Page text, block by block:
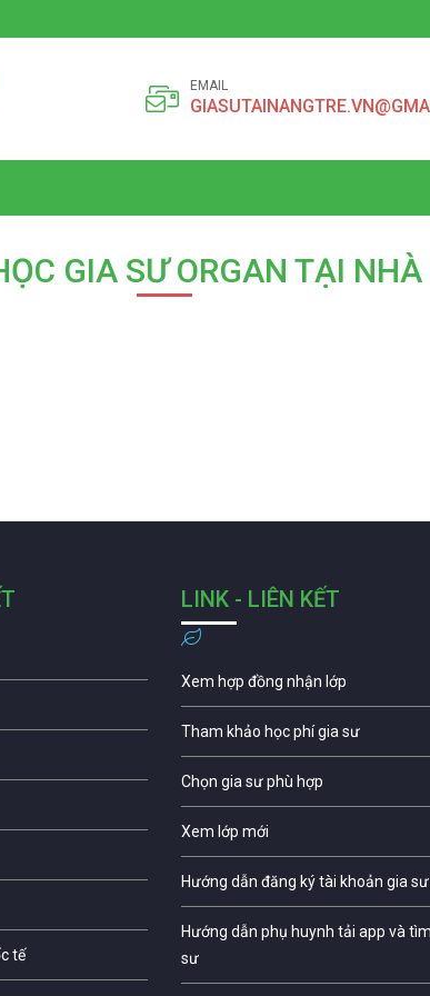
EMAIL
GIA SƯ ORGAN TẠI NHÀ
tế
LINK - LIÊN KẾT
Xem hợp đồng nhận lớp
Tham khảo học phí gia sư
Chọn gia sư phù hợp
Xem lớp mới
Hướng dẫn đăng ký tài khoản gia sư
Hướng dẫn phụ huynh tải app và
sư